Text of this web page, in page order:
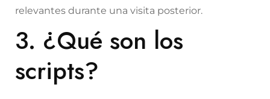
relevantes durante una visita posterior.
3. ¿Qué son los
scripts?